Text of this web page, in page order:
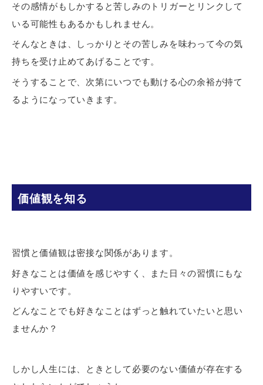
その感情がもしかすると苦しみのトリガーとリンクして
いる可能性もあるかもしれません。
そんなときは、しっかりとその苦しみを味わって今の気
持ちを受け止めてあげることです。
そうすることで、次第にいつでも動ける心の余裕が持て
るようになっていきます。
価値観を知る
習慣と価値観は密接な関係があります。
好きなことは価値を感じやすく、また日々の習慣にもな
りやすいです。
どんなことでも好きなことはずっと触れていたいと思い
ませんか？
しかし人生には、ときとして必要のない価値が存在する